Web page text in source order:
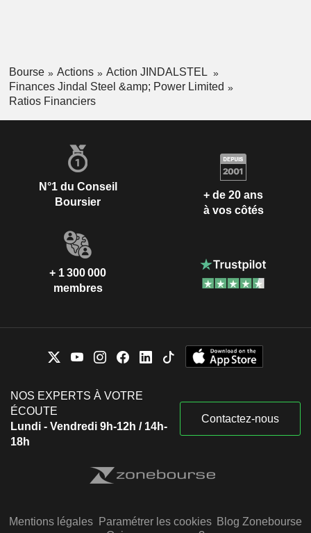
Bourse Actions
Action JINDALSTEL
Finances Jindal Steel &amp; Power Limited
Ratios Financiers
N°1 du Conseil
Boursier
+ de 20 ans
à vos côtés
+ 1 300 000
membres
NOS EXPERTS À VOTRE
ÉCOUTE
Lundi - Vendredi 9h-12h / 14h-
18h
Contactez-nous
Mentions légales Paramétrer les cookies Blog Zonebourse